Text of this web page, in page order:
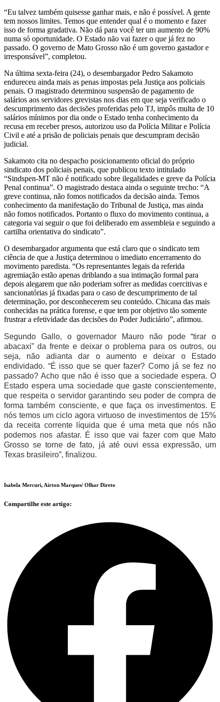
“Eu talvez também quisesse ganhar mais, e não é possível. A gente
tem nossos limites. Temos que entender qual é o momento e fazer
isso de forma gradativa. Não dá para você ter um aumento de 90%
numa só oportunidade. O Estado não vai fazer o que já fez no
passado. O governo de Mato Grosso não é um governo gastador e
irresponsável”, completou.
Na última sexta-feira (24), o desembargador Pedro Sakamoto
endureceu ainda mais as penas impostas pela Justiça aos policiais
penais. O magistrado determinou suspensão de pagamento de
salários aos servidores grevistas nos dias em que seja verificado o
descumprimento das decisões proferidas pelo TJ, impôs multa de 10
salários mínimos por dia onde o Estado tenha conhecimento da
recusa em receber presos, autorizou uso da Polícia Militar e Polícia
Civil e até a prisão de policiais penais que descumpram decisão
judicial.
Sakamoto cita no despacho posicionamento oficial do próprio
sindicato dos policiais penais, que publicou texto intitulado
“Sindspen-MT não é notificado sobre ilegalidades e greve da Polícia
Penal continua”. O magistrado destaca ainda o seguinte trecho: “A
greve continua, não fomos notificados da decisão ainda. Temos
conhecimento da manifestação do Tribunal de Justiça, mas ainda
não fomos notificados. Portanto o fluxo do movimento continua, a
categoria vai seguir o que foi deliberado em assembleia e seguindo a
cartilha orientativa do sindicato”.
O desembargador argumenta que está claro que o sindicato tem
ciência de que a Justiça determinou o imediato encerramento do
movimento paredista. “Os representantes legais da referida
agremiação estão apenas driblando a sua intimação formal para
depois alegarem que não poderiam sofrer as medidas coercitivas e
sancionatórias já fixadas para o caso de descumprimento de tal
determinação, por desconhecerem seu conteúdo. Chicana das mais
conhecidas na prática forense, e que tem por objetivo tão somente
frustrar a efetividade das decisões do Poder Judiciário”, afirmou.
Segundo Gallo, o governador Mauro não pode “tirar o
abacaxi” da frente e deixar o problema para os outros, ou
seja, não adianta dar o aumento e deixar o Estado
endividado. “É isso que se quer fazer? Como já se fez no
passado? Acho que não é isso que a sociedade espera. O
Estado espera uma sociedade que gaste conscientemente,
que respeita o servidor garantindo seu poder de compra de
forma também consciente, e que faça os investimentos. E
nós temos um ciclo agora virtuoso de investimentos de 15%
da receita corrente líquida que é uma meta que nós não
podemos nos afastar. É isso que vai fazer com que Mato
Grosso se torne de fato, já até ouvi essa expressão, um
Texas brasileiro”, finalizou.
Isabela Mercuri, Airton Marques/ Olhar Direto
Compartilhe este artigo: